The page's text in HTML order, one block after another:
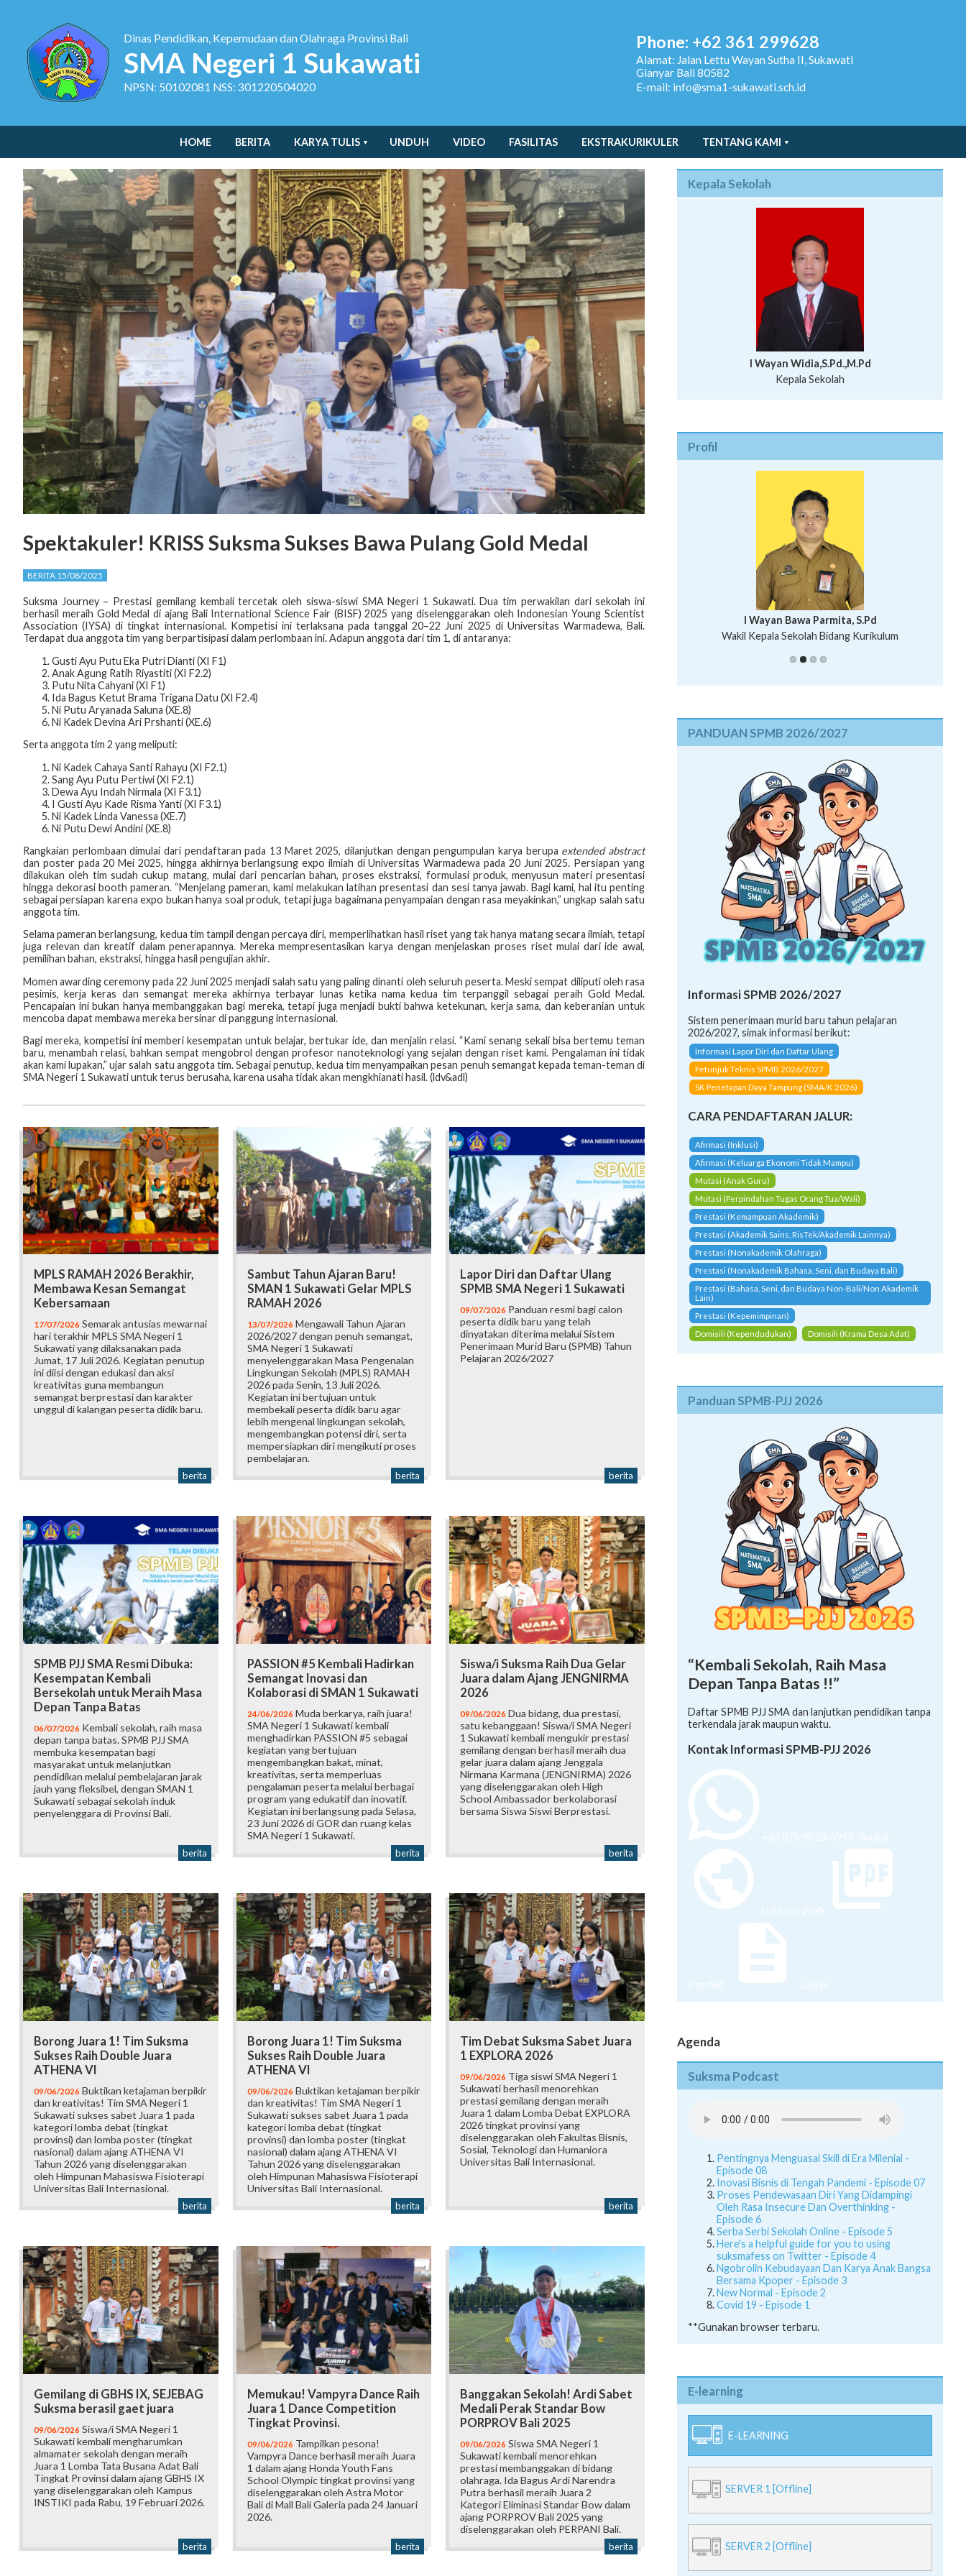
Dinas Pendidikan, Kepemudaan dan Olahraga Provinsi Bali
SMA Negeri 1 Sukawati
NPSN: 50102081 NSS: 301220504020
Phone: +62 361 299628
Alamat: Jalan Lettu Wayan Sutha II, Sukawati
Gianyar Bali 80582
E-mail: info@sma1-sukawati.sch.id
HOME BERITA KARYA TULIS UNDUH VIDEO FASILITAS EKSTRAKURIKULER TENTANG KAMI
Spektakuler! KRISS Suksma Sukses Bawa Pulang Gold Medal
BERITA 15/08/2025
Suksma Journey – Prestasi gemilang kembali tercetak oleh siswa-siswi SMA Negeri 1 Sukawati. Dua tim perwakilan dari sekolah ini
berhasil meraih Gold Medal di ajang Bali International Science Fair (BISF) 2025 yang diselenggarakan oleh Indonesian Young Scientist
Association (IYSA) di tingkat internasional. Kompetisi ini terlaksana pada tanggal 20–22 Juni 2025 di Universitas Warmadewa, Bali.
Terdapat dua anggota tim yang berpartisipasi dalam perlombaan ini. Adapun anggota dari tim 1, di antaranya:
Gusti Ayu Putu Eka Putri Dianti (XI F1)
Anak Agung Ratih Riyastiti (XI F2.2)
Putu Nita Cahyani (XI F1)
Ida Bagus Ketut Brama Trigana Datu (XI F2.4)
Ni Putu Aryanada Saluna (XE.8)
Ni Kadek Devina Ari Prshanti (XE.6)
Serta anggota tim 2 yang meliputi:
Ni Kadek Cahaya Santi Rahayu (XI F2.1)
Sang Ayu Putu Pertiwi (XI F2.1)
Dewa Ayu Indah Nirmala (XI F3.1)
I Gusti Ayu Kade Risma Yanti (XI F3.1)
Ni Kadek Linda Vanessa (XE.7)
Ni Putu Dewi Andini (XE.8)
Rangkaian perlombaan dimulai dari pendaftaran pada 13 Maret 2025, dilanjutkan dengan pengumpulan karya berupa extended abstract
dan poster pada 20 Mei 2025, hingga akhirnya berlangsung expo ilmiah di Universitas Warmadewa pada 20 Juni 2025. Persiapan yang
dilakukan oleh tim sudah cukup matang, mulai dari pencarian bahan, proses ekstraksi, formulasi produk, menyusun materi presentasi
hingga dekorasi booth pameran. “Menjelang pameran, kami melakukan latihan presentasi dan sesi tanya jawab. Bagi kami, hal itu penting
sebagai persiapan karena expo bukan hanya soal produk, tetapi juga bagaimana penyampaian dengan rasa meyakinkan,” ungkap salah satu
anggota tim.
Selama pameran berlangsung, kedua tim tampil dengan percaya diri, memperlihatkan hasil riset yang tak hanya matang secara ilmiah, tetapi
juga relevan dan kreatif dalam penerapannya. Mereka mempresentasikan karya dengan menjelaskan proses riset mulai dari ide awal,
pemilihan bahan, ekstraksi, hingga hasil pengujian akhir.
Momen awarding ceremony pada 22 Juni 2025 menjadi salah satu yang paling dinanti oleh seluruh peserta. Meski sempat diliputi oleh rasa
pesimis, kerja keras dan semangat mereka akhirnya terbayar lunas ketika nama kedua tim terpanggil sebagai peraih Gold Medal.
Pencapaian ini bukan hanya membanggakan bagi mereka, tetapi juga menjadi bukti bahwa ketekunan, kerja sama, dan keberanian untuk
mencoba dapat membawa mereka bersinar di panggung internasional.
Bagi mereka, kompetisi ini memberi kesempatan untuk belajar, bertukar ide, dan menjalin relasi. “Kami senang sekali bisa bertemu teman
baru, menambah relasi, bahkan sempat mengobrol dengan profesor nanoteknologi yang sejalan dengan riset kami. Pengalaman ini tidak
akan kami lupakan,” ujar salah satu anggota tim. Sebagai penutup, kedua tim menyampaikan pesan penuh semangat kepada teman-teman di
SMA Negeri 1 Sukawati untuk terus berusaha, karena usaha tidak akan mengkhianati hasil. (ldv&adl)
MPLS RAMAH 2026 Berakhir,
Membawa Kesan Semangat
Kebersamaan
17/07/2026 Semarak antusias mewarnai
hari terakhir MPLS SMA Negeri 1
Sukawati yang dilaksanakan pada
Jumat, 17 Juli 2026. Kegiatan penutup
ini diisi dengan edukasi dan aksi
kreativitas guna membangun
semangat berprestasi dan karakter
unggul di kalangan peserta didik baru.
berita
Sambut Tahun Ajaran Baru!
SMAN 1 Sukawati Gelar MPLS
RAMAH 2026
13/07/2026 Mengawali Tahun Ajaran
2026/2027 dengan penuh semangat,
SMA Negeri 1 Sukawati
menyelenggarakan Masa Pengenalan
Lingkungan Sekolah (MPLS) RAMAH
2026 pada Senin, 13 Juli 2026.
Kegiatan ini bertujuan untuk
membekali peserta didik baru agar
lebih mengenal lingkungan sekolah,
mengembangkan potensi diri, serta
mempersiapkan diri mengikuti proses
pembelajaran.
berita
Lapor Diri dan Daftar Ulang
SPMB SMA Negeri 1 Sukawati
09/07/2026 Panduan resmi bagi calon
peserta didik baru yang telah
dinyatakan diterima melalui Sistem
Penerimaan Murid Baru (SPMB) Tahun
Pelajaran 2026/2027
berita
SPMB PJJ SMA Resmi Dibuka:
Kesempatan Kembali
Bersekolah untuk Meraih Masa
Depan Tanpa Batas
06/07/2026 Kembali sekolah, raih masa
depan tanpa batas. SPMB PJJ SMA
membuka kesempatan bagi
masyarakat untuk melanjutkan
pendidikan melalui pembelajaran jarak
jauh yang fleksibel, dengan SMAN 1
Sukawati sebagai sekolah induk
penyelenggara di Provinsi Bali.
berita
PASSION #5 Kembali Hadirkan
Semangat Inovasi dan
Kolaborasi di SMAN 1 Sukawati
24/06/2026 Muda berkarya, raih juara!
SMA Negeri 1 Sukawati kembali
menghadirkan PASSION #5 sebagai
kegiatan yang bertujuan
mengembangkan bakat, minat,
kreativitas, serta memperluas
pengalaman peserta melalui berbagai
program yang edukatif dan inovatif.
Kegiatan ini berlangsung pada Selasa,
23 Juni 2026 di GOR dan ruang kelas
SMA Negeri 1 Sukawati.
berita
Siswa/i Suksma Raih Dua Gelar
Juara dalam Ajang JENGNIRMA
2026
09/06/2026 Dua bidang, dua prestasi,
satu kebanggaan! Siswa/i SMA Negeri
1 Sukawati kembali mengukir prestasi
gemilang dengan berhasil meraih dua
gelar juara dalam ajang Jenggala
Nirmana Karmana (JENGNIRMA) 2026
yang diselenggarakan oleh High
School Ambassador berkolaborasi
bersama Siswa Siswi Berprestasi.
berita
Borong Juara 1! Tim Suksma
Sukses Raih Double Juara
ATHENA VI
09/06/2026 Buktikan ketajaman berpikir
dan kreativitas! Tim SMA Negeri 1
Sukawati sukses sabet Juara 1 pada
kategori lomba debat (tingkat
provinsi) dan lomba poster (tingkat
nasional) dalam ajang ATHENA VI
Tahun 2026 yang diselenggarakan
oleh Himpunan Mahasiswa Fisioterapi
Universitas Bali Internasional.
berita
Borong Juara 1! Tim Suksma
Sukses Raih Double Juara
ATHENA VI
09/06/2026 Buktikan ketajaman berpikir
dan kreativitas! Tim SMA Negeri 1
Sukawati sukses sabet Juara 1 pada
kategori lomba debat (tingkat
provinsi) dan lomba poster (tingkat
nasional) dalam ajang ATHENA VI
Tahun 2026 yang diselenggarakan
oleh Himpunan Mahasiswa Fisioterapi
Universitas Bali Internasional.
berita
Tim Debat Suksma Sabet Juara
1 EXPLORA 2026
09/06/2026 Tiga siswi SMA Negeri 1
Sukawati berhasil menorehkan
prestasi gemilang dengan meraih
Juara 1 dalam Lomba Debat EXPLORA
2026 tingkat provinsi yang
diselenggarakan oleh Fakultas Bisnis,
Sosial, Teknologi dan Humaniora
Universitas Bali Internasional.
berita
Gemilang di GBHS IX, SEJEBAG
Suksma berasil gaet juara
09/06/2026 Siswa/i SMA Negeri 1
Sukawati kembali mengharumkan
almamater sekolah dengan meraih
Juara 1 Lomba Tata Busana Adat Bali
Tingkat Provinsi dalam ajang GBHS IX
yang diselenggarakan oleh Kampus
INSTIKI pada Rabu, 19 Februari 2026.
berita
Memukau! Vampyra Dance Raih
Juara 1 Dance Competition
Tingkat Provinsi.
09/06/2026 Tampilkan pesona!
Vampyra Dance berhasil meraih Juara
1 dalam ajang Honda Youth Fans
School Olympic tingkat provinsi yang
diselenggarakan oleh Astra Motor
Bali di Mall Bali Galeria pada 24 Januari
2026.
berita
Banggakan Sekolah! Ardi Sabet
Medali Perak Standar Bow
PORPROV Bali 2025
09/06/2026 Siswa SMA Negeri 1
Sukawati kembali menorehkan
prestasi membanggakan di bidang
olahraga. Ida Bagus Ardi Narendra
Putra berhasil meraih Juara 2
Kategori Eliminasi Standar Bow dalam
ajang PORPROV Bali 2025 yang
diselenggarakan oleh PERPANI Bali.
berita
Kepala Sekolah
I Wayan Widia,S.Pd.,M.Pd
Kepala Sekolah
Profil
Putu Suhartana, S.Pd.
I Wayan Bawa Parmita, S.Pd
Wakil Kepala Sekolah Bidang Kurikulum
I Wayan Gede Aditya Pratita, S.Pd., M.Sn
Ni Wayan Nopi Sutantri, S.Pd.
PANDUAN SPMB 2026/2027
Informasi SPMB 2026/2027
Sistem penerimaan murid baru tahun pelajaran
2026/2027, simak informasi berikut:
Informasi Lapor Diri dan Daftar Ulang
Petunjuk Teknis SPMB 2026/2027
SK Penetapan Daya Tampung (SMA/K 2026)
CARA PENDAFTARAN JALUR:
Afirmasi (Inklusi)
Afirmasi (Keluarga Ekonomi Tidak Mampu)
Mutasi (Anak Guru)
Mutasi (Perpindahan Tugas Orang Tua/Wali)
Prestasi (Kemampuan Akademik)
Prestasi (Akademik Sains, RisTek/Akademik Lainnya)
Prestasi (Nonakademik Olahraga)
Prestasi (Nonakademik Bahasa, Seni, dan Budaya Bali)
Prestasi (Bahasa, Seni, dan Budaya Non-Bali/Non Akademik
Lain)
Prestasi (Kepemimpinan)
Domisili (Kependudukan)
Domisili (Krama Desa Adat)
Panduan SPMB-PJJ 2026
“Kembali Sekolah, Raih Masa
Depan Tanpa Batas !!”
Daftar SPMB PJJ SMA dan lanjutkan pendidikan tanpa
terkendala jarak maupun waktu.
Kontak Informasi SPMB-PJJ 2026
+62 878-8528-5958 (Ayumi)
Halaman Web
Pamflet Juknis
Agenda
Suksma Podcast
Pentingnya Menguasai Skill di Era Milenial -
Episode 08
Inovasi Bisnis di Tengah Pandemi - Episode 07
Proses Pendewasaan Diri Yang Didampingi
Oleh Rasa Insecure Dan Overthinking -
Episode 6
Serba Serbi Sekolah Online - Episode 5
Here's a helpful guide for you to using
suksmafess on Twitter - Episode 4
Ngobrolin Kebudayaan Dan Karya Anak Bangsa
Bersama Kpoper - Episode 3
New Normal - Episode 2
Covid 19 - Episode 1
**Gunakan browser terbaru.
E-learning
E-LEARNING
SERVER 1 [Offline]
SERVER 2 [Offline]